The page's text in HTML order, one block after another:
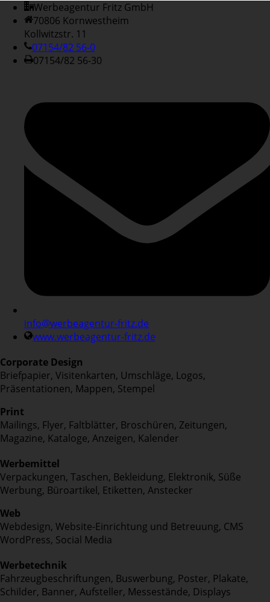
Werbeagentur Fritz GmbH
70806 Kornwestheim
Kollwitzstr. 11
07154/82 56-0
07154/82 56-30
info@werbeagentur-fritz.de
www.werbeagentur-fritz.de
Corporate Design
Briefpapier, Visitenkarten, Umschläge, Logos,
Präsentationen, Mappen, Stempel
Print
Mailings, Flyer, Faltblätter, Broschüren, Zeitungen,
Magazine, Kataloge, Anzeigen, Kalender
Werbemittel
Verpackungen, Taschen, Bekleidung, Elektronik, Süße
Werbung, Büroartikel, Etiketten, Anstecker
Web
Webdesign, Website-Einrichtung und Betreuung, CMS
WordPress, Social Media
Werbetechnik
Fahrzeugbeschriftungen, Buswerbung, Poster, Plakate,
Schilder, Banner, Aufsteller, Messestände, Displays